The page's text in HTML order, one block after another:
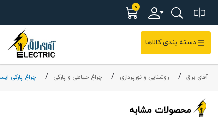
0
دسته بندی کالاها
آقای برق روشنایی و نورپردازی چراغ حیاطی و پارکی چراغ پارکی
محصولات مشابه